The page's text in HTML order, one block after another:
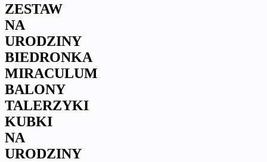
ZESTAW
NA
URODZINY
BIEDRONKA
MIRACULUM
BALONY
TALERZYKI
KUBKI
NA
URODZINY